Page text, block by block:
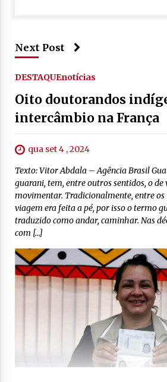
Next Post
DESTAQUEnotícias
Oito doutorandos
intercâmbio na França
qua set 4 , 2024
Texto: Vitor Abdala – Agência Brasil
guarani, tem, entre outros sentidos, o de
movimentar. Tradicionalmente, entre os
viagem era feita a pé, por isso o termo
traduzido como andar, caminhar. Nas
com […]